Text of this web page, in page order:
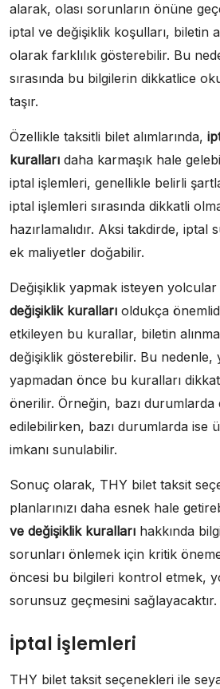
alarak, olası sorunların önüne
iptal ve değişiklik koşulları, biletin
olarak farklılık gösterebilir. Bu
sırasında bu bilgilerin dikkatlice
taşır.
Özellikle taksitli bilet alımlarında,
kuralları daha karmaşık hale
iptal işlemleri, genellikle belirli
iptal işlemleri sırasında dikkatli
hazırlamalıdır. Aksi takdirde,
ek maliyetler doğabilir.
Değişiklik yapmak isteyen yolcular
değişiklik kuralları oldukça
etkileyen bu kurallar, biletin
değişiklik gösterebilir. Bu nedenle,
yapmadan önce bu kuralları
önerilir. Örneğin, bazı
edilebilirken, bazı durumlarda ise
imkanı sunulabilir.
Sonuç olarak, THY bilet taksit
planlarınızı daha esnek hale
ve değişiklik kuralları hakkında
sorunları önlemek için kritik
öncesi bu bilgileri kontrol etmek,
sorunsuz geçmesini sağlayacaktır.
İptal İşlemleri
THY bilet taksit seçenekleri ile